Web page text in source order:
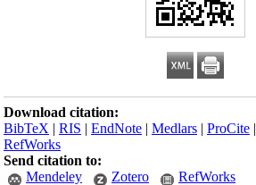
Download citation:
BibTeX |RIS |EndNote |Medlars |ProCite
RefWorks
Send citation to:
Mendeley
Zotero RefWorks